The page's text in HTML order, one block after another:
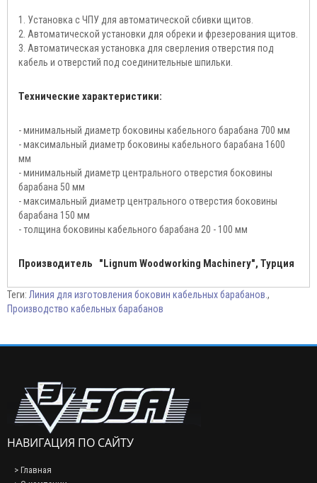
1. Установка с ЧПУ для автоматической сбивки щитов.
2. Автоматической установки для обреки и фрезерования щитов.
3. Автоматическая установка для сверления отверстия под
кабель и отверстий под соединительные шпильки.
Технические характеристики:
- минимальный диаметр боковины кабельного барабана 700 мм
- максимальный диаметр боковины кабельного барабана 1600
мм
- минимальный диаметр центрального отверстия боковины
барабана 50 мм
- максимальный диаметр центрального отверстия боковины
барабана 150 мм
- толщина боковины кабельного барабана 20 - 100 мм
Производитель "Lignum Woodworking Machinery", Турция
Теги: Линия для изготовления боковин кабельных барабанов. ,
Производство кабельных барабанов
НАВИГАЦИЯ ПО САЙТУ
> Главная